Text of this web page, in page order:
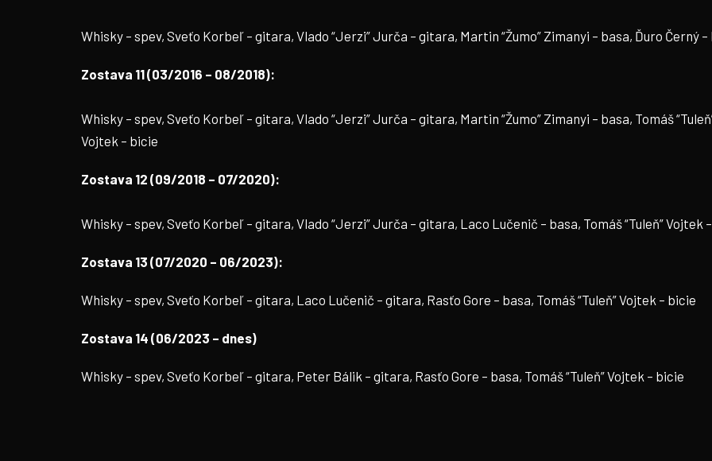
Whisky – spev, Sveťo Korbeľ – gitara, Vlado “Jerzi” Jurča – gitara, Martin “Žumo” Zimanyi – basa, Ďuro Černý
Zostava 11 (03/2016 – 08/2018):
Whisky – spev, Sveťo Korbeľ – gitara, Vlado “Jerzi” Jurča – gitara, Martin “Žumo” Zimanyi – basa, Tomáš
Vojtek – bicie
Zostava 12 (09/2018 – 07/2020):
Whisky – spev, Sveťo Korbeľ – gitara, Vlado “Jerzi” Jurča – gitara, Laco Lučenič – basa, Tomáš “Tuleň” Vojtek
Zostava 13 (07/2020 – 06/2023):
Whisky – spev, Sveťo Korbeľ – gitara, Laco Lučenič – gitara, Rasťo Gore – basa, Tomáš “Tuleň” Vojtek – bicie
Zostava 14 (06/2023 – dnes)
Whisky – spev, Sveťo Korbeľ – gitara, Peter Bálik – gitara, Rasťo Gore – basa, Tomáš “Tuleň” Vojtek – bicie